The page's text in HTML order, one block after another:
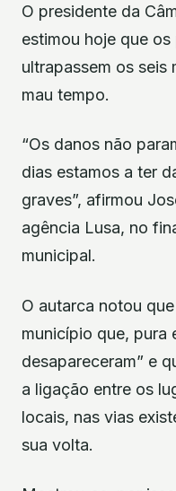
O presidente da
estimou hoje que
ultrapassem os seis
mau tempo.
“Os danos não
dias estamos a ter
graves”, afirmou
agência Lusa, no
municipal.
O autarca notou
município que, pura
desapareceram” e
a ligação entre os
locais, nas vias
sua volta.